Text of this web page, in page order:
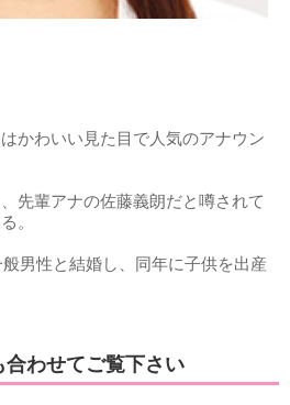
かわいい見た目で人気のアナウン
先輩アナの佐藤義朗だと噂されて
。
般男性と結婚し、同年に子供を出産
わせてご覧下さい